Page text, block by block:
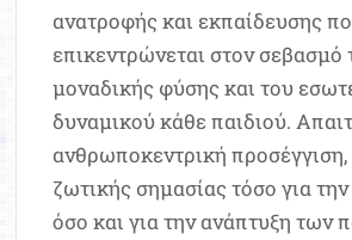
ανατροφής και εκπαίδευσης
επικεντρώνεται στον σεβασμό
μοναδικής φύσης και του
δυναμικού κάθε παιδιού.
ανθρωποκεντρική προσέγγιση,
ζωτικής σημασίας τόσο για
όσο και για την ανάπτυξη των